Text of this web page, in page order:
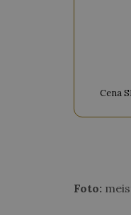
Cena
Foto: